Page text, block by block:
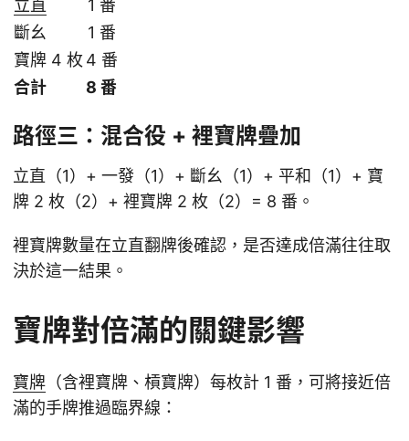
立直
1 番
斷幺
1 番
寶牌 4 枚4 番
合計
8 番
路徑三：混合役 + 裡寶牌疊加
立直（1）+ 一發（1）+ 斷幺（1）+ 平和（1）+ 寶
牌 2 枚（2）+ 裡寶牌 2 枚（2）= 8 番。
裡寶牌數量在立直翻牌後確認，是否達成倍滿往往取
決於這一結果。
寶牌對倍滿的關鍵影響
寶牌 （含裡寶牌、槓寶牌）每枚計 1 番，可將接近倍
滿的手牌推過臨界線：